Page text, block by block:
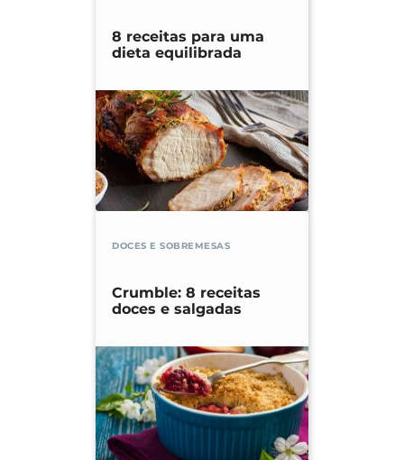
8 receitas para uma
dieta equilibrada
DOCES E SOBREMESAS
Crumble: 8 receitas
doces e salgadas